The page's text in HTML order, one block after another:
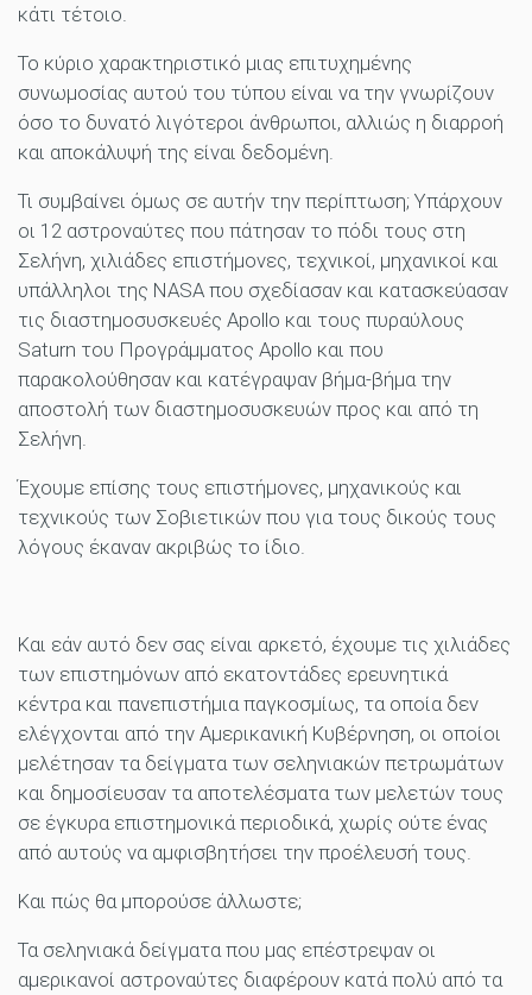
κάτι τέτοιο.
Το κύριο χαρακτηριστικό μιας επιτυχημένης
συνωμοσίας αυτού του τύπου είναι να την γνωρίζουν
όσο το δυνατό λιγότεροι άνθρωποι, αλλιώς η διαρροή
και αποκάλυψή της είναι δεδομένη.
Τι συμβαίνει όμως σε αυτήν την περίπτωση; Υπάρχουν
οι 12 αστροναύτες που πάτησαν το πόδι τους στη
Σελήνη, χιλιάδες επιστήμονες, τεχνικοί, μηχανικοί και
υπάλληλοι της NASA που σχεδίασαν και κατασκεύασαν
τις διαστημοσυσκευές Apollo και τους πυραύλους
Saturn του Προγράμματος Apollo και που
παρακολούθησαν και κατέγραψαν βήμα-βήμα την
αποστολή των διαστημοσυσκευών προς και από τη
Σελήνη.
Έχουμε επίσης τους επιστήμονες, μηχανικούς και
τεχνικούς των Σοβιετικών που για τους δικούς τους
λόγους έκαναν ακριβώς το ίδιο.
Και εάν αυτό δεν σας είναι αρκετό, έχουμε τις χιλιάδες
των επιστημόνων από εκατοντάδες ερευνητικά
κέντρα και πανεπιστήμια παγκοσμίως, τα οποία δεν
ελέγχονται από την Αμερικανική Κυβέρνηση, οι οποίοι
μελέτησαν τα δείγματα των σεληνιακών πετρωμάτων
και δημοσίευσαν τα αποτελέσματα των μελετών τους
σε έγκυρα επιστημονικά περιοδικά, χωρίς ούτε ένας
από αυτούς να αμφισβητήσει την προέλευσή τους.
Και πώς θα μπορούσε άλλωστε;
Τα σεληνιακά δείγματα που μας επέστρεψαν οι
αμερικανοί αστροναύτες διαφέρουν κατά πολύ από τα